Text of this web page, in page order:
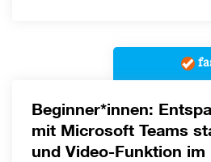
Beginner*innen:
mit Microsoft Teams
und Video-Funktion im